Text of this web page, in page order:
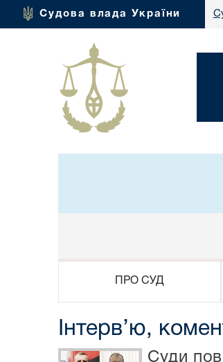
Судова влада України
ПРО СУД
Інтерв’ю,
Суди